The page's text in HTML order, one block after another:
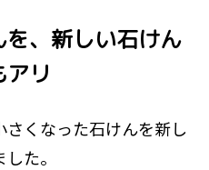
、 新しい石けん
リ
くなった石けんを新し
た。